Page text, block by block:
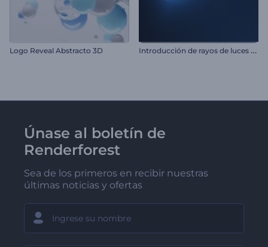
Logo Reveal Abstracto 3D I
ntroducción de rayos de luces de neón
Únase al boletín de
Renderforest
Sea de los primeros en recibir nuestras
últimas noticias y ofertas